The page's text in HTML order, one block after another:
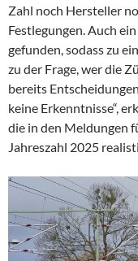
Zahl noch Hersteller
Festlegungen. Auch
gefunden, sodass zu
zu der Frage, wer die
bereits
keine Erkenntnisse“,
die in den Meldungen
Jahreszahl 2025